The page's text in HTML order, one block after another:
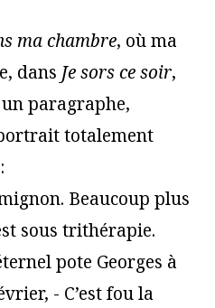
ma chambre, où ma
dans Je sors ce soir,
paragraphe,
totalement
Beaucoup plus
sous trithérapie.
pote Georges à
- C’est fou la